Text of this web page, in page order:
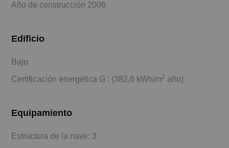
Año de construcción 2006
Edificio
Bajo
Certificación energética G : (382,6 kWh/m2 año)
Equipamiento
Estructura de la nave: 3